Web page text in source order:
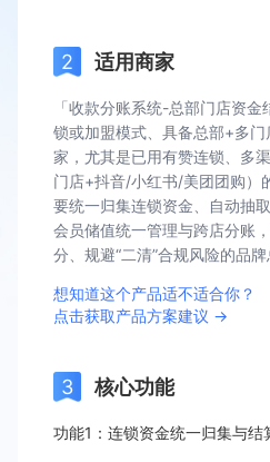
适用商家
「收款分账系统-总部门店资
锁或加盟模式、具备总部+多
家，尤其是已用有赞连锁、多
门店+抖音/小红书/美团团购）
要统一归集连锁资金、自动抽
会员储值统一管理与跨店分账
分、规避“二清”合规风险的品牌
想知道这个产品适不适合你？
点击获取产品方案建议 →
核心功能
功能1：连锁资金统一归集与结